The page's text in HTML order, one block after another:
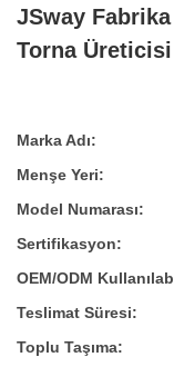
JSway
Torna Üreticisi
Marka Adı:
Menşe Yeri:
Model Numarası:
Sertifikasyon:
OEM/ODM
Teslimat Süresi:
Toplu Taşıma: